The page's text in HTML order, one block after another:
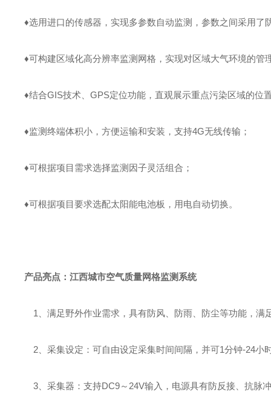
♦选用进口的传感器，实现多参数自动监测，参数之间采用了
♦可构建区域化高分辨率监测网格，实现对区域大气环境的管
♦结合GIS技术、GPS定位功能，直观展示重点污染区域的位
♦监测终端体积小，方便运输和安装，支持4G无线传输；
♦可根据项目需求选择监测因子灵活组合；
♦可根据项目要求选配太阳能电池板，用电自动切换。
产品亮点： 江西城市空气质量网格监测系统
1、满足野外作业需求，具有防风、防雨、防尘等功能，满
2、采集设定：可自由设定采集时间间隔，并可1分钟-24小
3、采集器：支持DC9～24V输入，电源具有防反接、抗脉